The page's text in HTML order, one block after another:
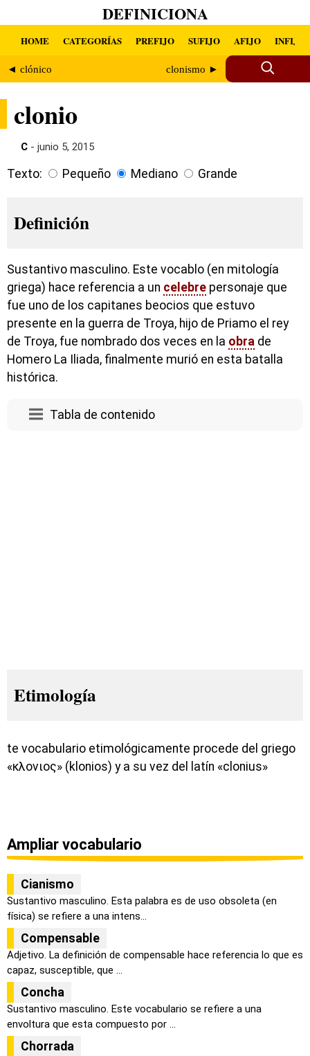
DEFINICIONA
HOME CATEGORÍAS PREFIJO SUFIJO AFIJO INFIJO
◄ clónico clonismo ►
clonio
C - junio 5, 2015
Texto: Pequeño Mediano Grande
Definición
Sustantivo masculino. Este vocablo (en mitología
griega) hace referencia a un celebre personaje que
fue uno de los capitanes beocios que estuvo
presente en la guerra de Troya, hijo de Priamo el rey
de Troya, fue nombrado dos veces en la obra de
Homero La Iliada, finalmente murió en esta batalla
histórica.
Tabla de contenido
Etimología
te vocabulario etimológicamente procede del griego
«κλονιος» (klonios) y a su vez del latín «clonius»
Ampliar vocabulario
Cianismo
Sustantivo masculino. Esta palabra es de uso obsoleta (en
física) se refiere a una intens...
Compensable
Adjetivo. La definición de compensable hace referencia lo que es
capaz, susceptible, que ...
Concha
Sustantivo masculino. Este vocabulario se refiere a una
envoltura que esta compuesto por ...
Chorrada